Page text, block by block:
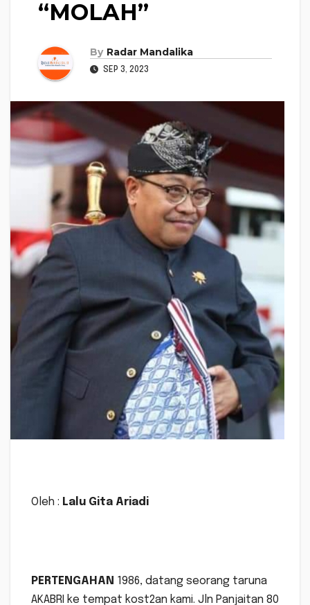
“MOLAH”
By Radar Mandalika
SEP 3, 2023
Oleh : Lalu Gita Ariadi
PERTENGAHAN 1986, datang seorang taruna
AKABRI ke tempat kost2an kami. Jln Panjaitan 80